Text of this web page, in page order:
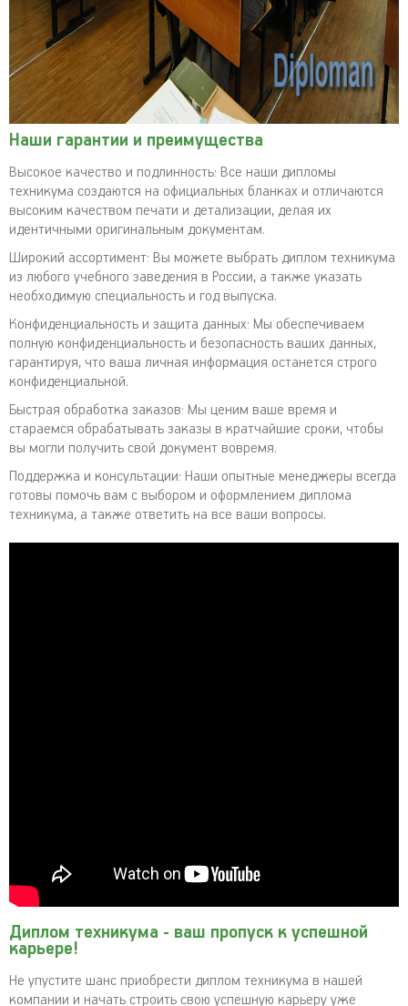
Наши гарантии и преимущества
Высокое качество и подлинность: Все наши дипломы
техникума создаются на официальных бланках и отличаются
высоким качеством печати и детализации, делая их
идентичными оригинальным документам.
Широкий ассортимент: Вы можете выбрать диплом техникума
из любого учебного заведения в России, а также указать
необходимую специальность и год выпуска.
Конфиденциальность и защита данных: Мы обеспечиваем
полную конфиденциальность и безопасность ваших данных,
гарантируя, что ваша личная информация останется строго
конфиденциальной.
Быстрая обработка заказов: Мы ценим ваше время и
стараемся обрабатывать заказы в кратчайшие сроки, чтобы
вы могли получить свой документ вовремя.
Поддержка и консультации: Наши опытные менеджеры всегда
готовы помочь вам с выбором и оформлением диплома
техникума, а также ответить на все ваши вопросы.
Диплом техникума - ваш пропуск к успешной
карьере!
Не упустите шанс приобрести диплом техникума в нашей
компании и начать строить свою успешную карьеру уже